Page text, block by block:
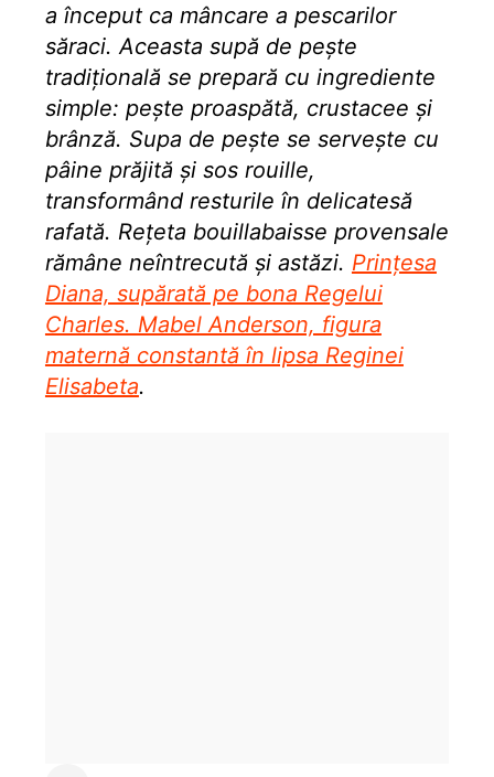
a început ca mâncare a pescarilor
săraci. Aceasta supă de pește
tradițională se prepară cu ingrediente
simple: pește proaspătă, crustacee și
brânză. Supa de pește se servește cu
pâine prăjită și sos rouille,
transformând resturile în delicatesă
rafată. Rețeta bouillabaisse provensale
rămâne neîntrecută și astăzi. Prințesa
Diana, supărată pe bona Regelui
Charles. Mabel Anderson, figura
maternă constantă în lipsa Reginei
Elisabeta.